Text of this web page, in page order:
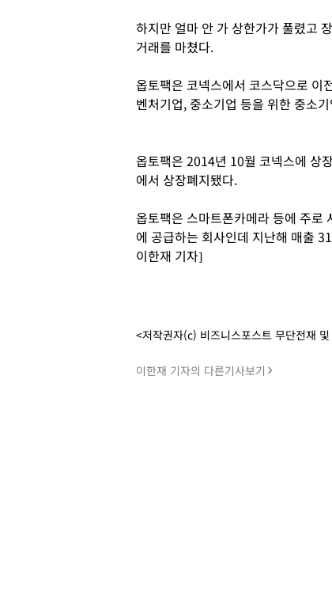
하지만 얼마 안 가 상한가가 풀렸고
거래를 마쳤다.
옵토팩은 코넥스에서 코스닥으로 이
벤처기업, 중소기업 등을 위한 중소
옵토팩은 2014년 10월 코넥스에 상
에서 상장폐지됐다.
옵토팩은 스마트폰카메라 등에 주로
에 공급하는 회사인데 지난해 매출
이한재 기자]
<저작권자(c) 비즈니스포스트 무단전재
이한재 기자의 다른기사보기